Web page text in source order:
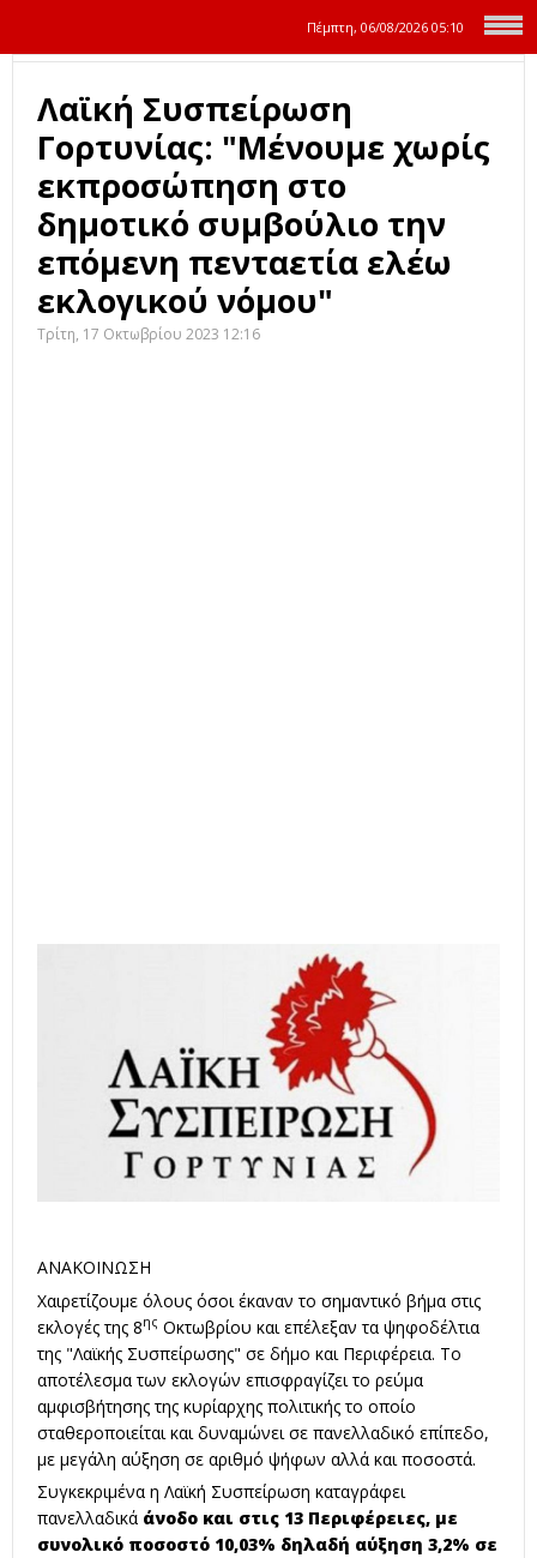
Πέμπτη, 06/08/2026 05:10
Λαϊκή Συσπείρωση
Γορτυνίας: "Μένουμε χωρίς
εκπροσώπηση στο
δημοτικό συμβούλιο την
επόμενη πενταετία ελέω
εκλογικού νόμου"
Τρίτη, 17 Οκτωβρίου 2023 12:16
ΑΝΑΚΟΙΝΩΣΗ
Χαιρετίζουμε όλους όσοι έκαναν το σημαντικό βήμα στις
εκλογές της 8ης Οκτωβρίου και επέλεξαν τα ψηφοδέλτια
της "Λαϊκής Συσπείρωσης" σε δήμο και Περιφέρεια. Το
αποτέλεσμα των εκλογών επισφραγίζει το ρεύμα
αμφισβήτησης της κυρίαρχης πολιτικής το οποίο
σταθεροποιείται και δυναμώνει σε πανελλαδικό επίπεδο,
με μεγάλη αύξηση σε αριθμό ψήφων αλλά και ποσοστά.
Συγκεκριμένα η Λαϊκή Συσπείρωση καταγράφει
πανελλαδικά άνοδο και στις 13 Περιφέρειες, με
συνολικό ποσοστό 10,03% δηλαδή αύξηση 3,2% σε